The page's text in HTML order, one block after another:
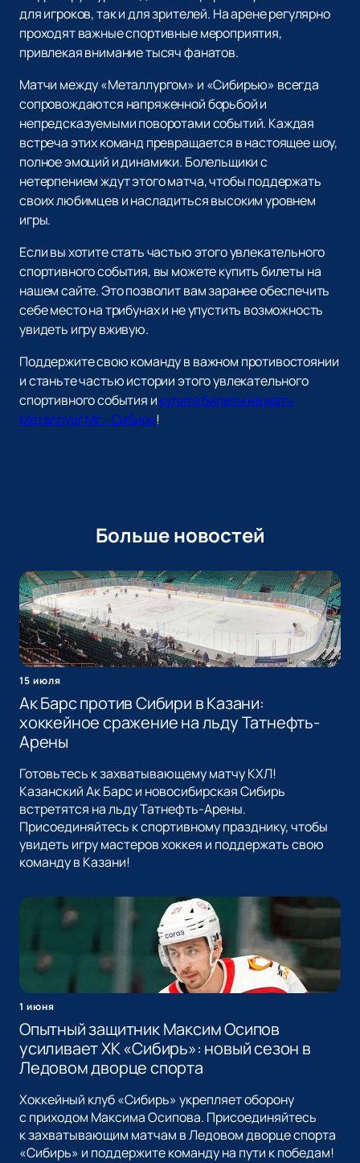
для игроков, так и для зрителей. На арене регулярно
проходят важные спортивные мероприятия,
привлекая внимание тысяч фанатов.
Матчи между «Металлургом» и «Сибирью» всегда
сопровождаются напряженной борьбой и
непредсказуемыми поворотами событий. Каждая
встреча этих команд превращается в настоящее шоу,
полное эмоций и динамики. Болельщики с
нетерпением ждут этого матча, чтобы поддержать
своих любимцев и насладиться высоким уровнем
игры.
Если вы хотите стать частью этого увлекательного
спортивного события, вы можете купить билеты на
нашем сайте. Это позволит вам заранее обеспечить
себе место на трибунах и не упустить возможность
увидеть игру вживую.
Поддержите свою команду в важном противостоянии
и станьте частью истории этого увлекательного
спортивного события икупите билеты на матч
Металлург Мг - Сибирь!
Больше новостей
15 июля
Ак Барс против Сибири в Казани:
хоккейное сражение на льду Татнефть-
Арены
Готовьтесь к захватывающему матчу КХЛ!
Казанский Ак Барс и новосибирская Сибирь
встретятся на льду Татнефть-Арены.
Присоединяйтесь к спортивному празднику, чтобы
увидеть игру мастеров хоккея и поддержать свою
команду в Казани!
1 июня
Опытный защитник Максим Осипов
усиливает ХК «Сибирь»: новый сезон в
Ледовом дворце спорта
Хоккейный клуб «Сибирь» укрепляет оборону
с приходом Максима Осипова. Присоединяйтесь
к захватывающим матчам в Ледовом дворце спорта
«Сибирь» и поддержите команду на пути к победам!